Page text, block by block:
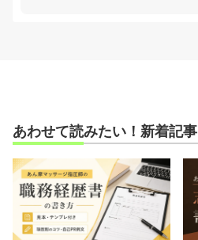
あわせて読みたい！新着記事